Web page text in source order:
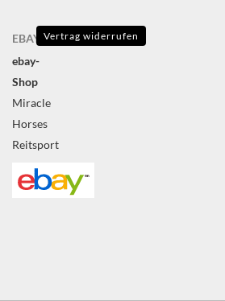
EBAY
ebay-
Shop
Miracle
Horses
Reitsport
Vertrag widerrufen